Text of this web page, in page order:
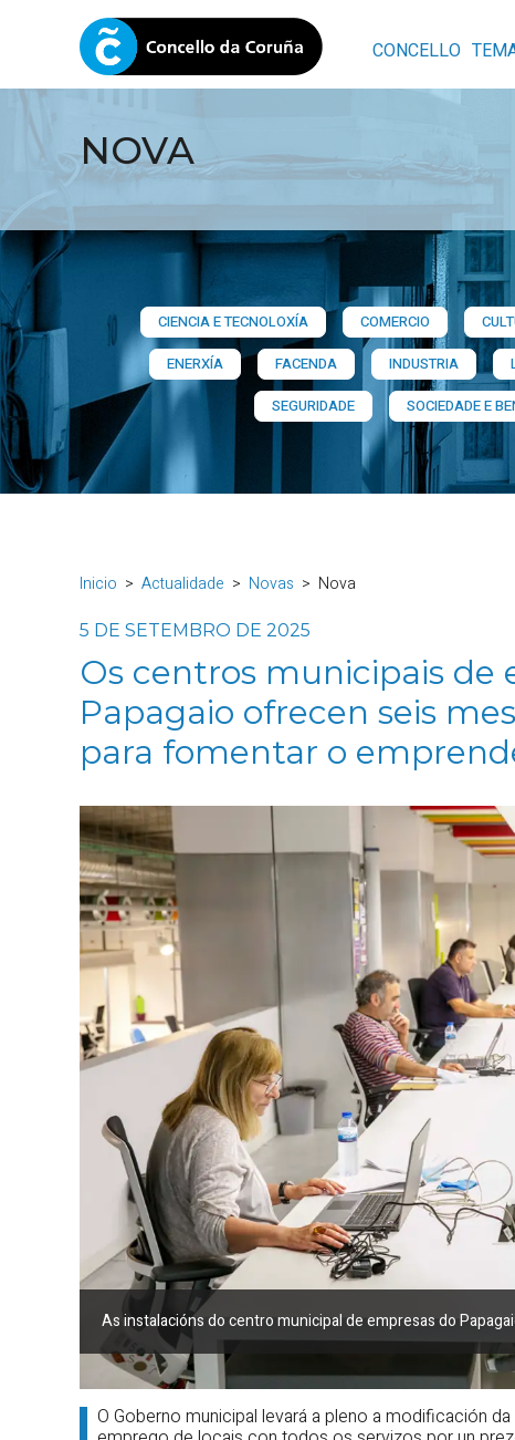
CONCELLO
NOVA
CIENCIA E TECNOLOXÍA COMERCIO
ENERXÍA
FACENDA INDUSTRIA
SEGURIDADE
SOCIEDADE E
Inicio Actualidade Novas Nova
5 DE SETEMBRO DE 2025
Os centros municipais de
Papagaio ofrecen seis
para fomentar o
As instalacións do centro municipal de empresas do
O Goberno municipal levará a pleno a modificación